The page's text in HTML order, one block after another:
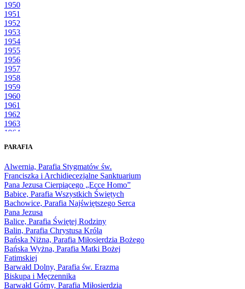
1950
1951
1952
1953
1954
1955
1956
1957
1958
1959
1960
1961
1962
1963
1964
1966
1968
1969
1970
1971
1972
1973
1974
1975
1976
1977
1978
1979
1980
PARAFIA
Alwernia, Parafia Stygmatów św.
Franciszka i Archidiecezjalne Sanktuarium
Pana Jezusa Cierpiącego „Ecce Homo”
Babice, Parafia Wszystkich Świętych
Bachowice, Parafia Najświętszego Serca
Pana Jezusa
Balice, Parafia Świętej Rodziny
Balin, Parafia Chrystusa Króla
Bańska Niżna, Parafia Miłosierdzia Bożego
Bańska Wyżna, Parafia Matki Bożej
Fatimskiej
Barwałd Dolny, Parafia św. Erazma
Biskupa i Męczennika
Barwałd Górny, Parafia Miłosierdzia